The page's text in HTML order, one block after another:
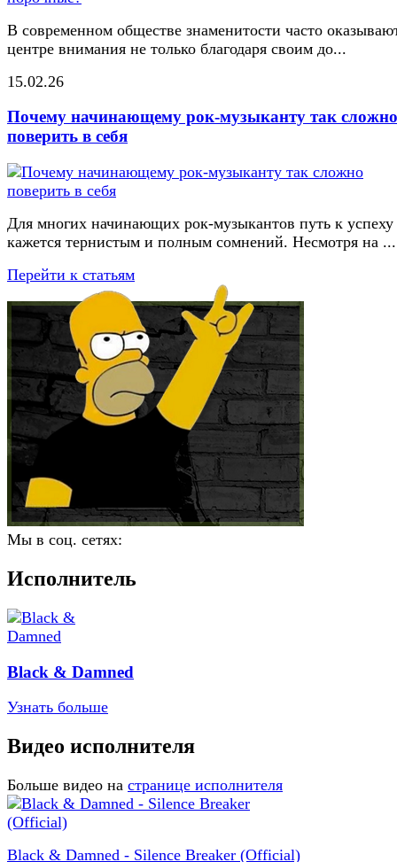
В современном обществе знаменитости часто
центре внимания не только благодаря своим до...
15.02.26
Почему начинающему рок-музыканту так сложно
поверить в себя
Для многих начинающих рок-музыкантов путь к успеху
кажется тернистым и полным сомнений. Несмотря на ...
Перейти к статьям
Мы в соц. сетях:
Исполнитель
Black & Damned
Узнать больше
Видео исполнителя
Больше видео на странице исполнителя
Black & Damned - Silence Breaker (Official)